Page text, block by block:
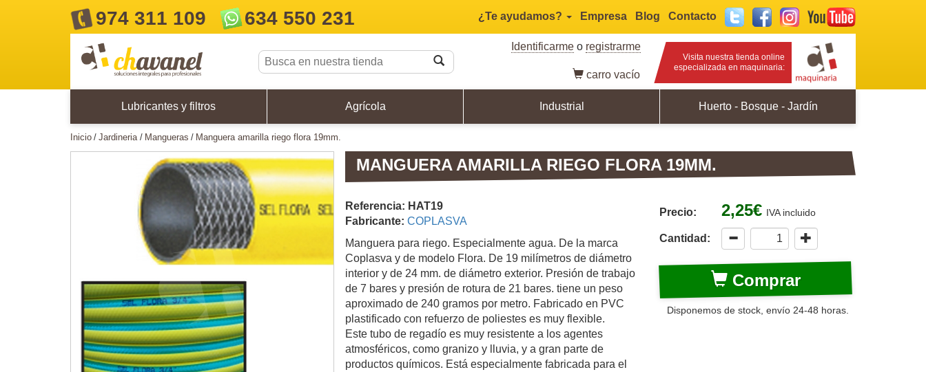
974 311 109 634 550 231 ¿Te ayudamos? Empresa Blog Contacto Twitter FacebookInstagram
Identificarmeo registrarme
carro vacío
Visita nuestra tienda online
especializada en maquinaria:
Lubricantes y filtros Agrícola Industrial Huerto - Bosque - Jardín
inicio jardineria mangueras manguera amarilla riego flora 19mm.
MANGUERA AMARILLA RIEGO FLORA 19MM.
Precio: 2,25€ IVA incluido
Cantidad:
Comprar
Disponemos de stock, envío 24-48 horas.
Referencia: HAT19
Fabricante: COPLASVA
Manguera para riego. Especialmente agua. De la marca
Coplasva y de modelo Flora. De 19 milímetros de diámetro
interior y de 24 mm. de diámetro exterior. Presión de trabajo
de 7 bares y presión de rotura de 21 bares. tiene un peso
aproximado de 240 gramos por metro. Fabricado en PVC
plastificado con refuerzo de poliestes es muy flexible.
Este tubo de regadío es muy resistente a los agentes
atmosféricos, como granizo y lluvia, y a gran parte de
productos químicos. Está especialmente fabricada para el